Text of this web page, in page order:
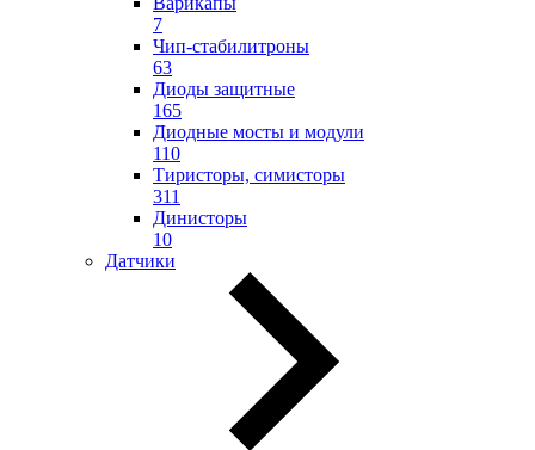
7
Чип-стабилитроны
63
Диоды защитные
165
Диодные мосты и модули
110
Тиристоры, симисторы
311
Динисторы
10
Датчики